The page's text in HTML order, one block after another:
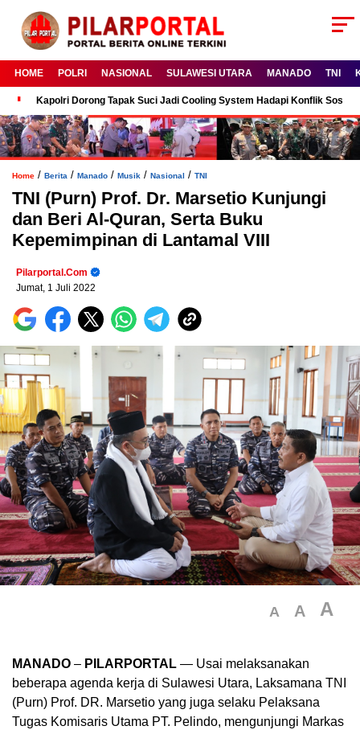
HOME POLRI NASIONAL SULAWESI UTARA MANADO TNI
Kapolri Dorong Tapak Suci Jadi Cooling System Hadapi Konflik Sosial
Home / Berita / Manado / Musik / Nasional / TNI
TNI (Purn) Prof. Dr. Marsetio Kunjungi
dan Beri Al-Quran, Serta Buku
Kepemimpinan di Lantamal VIII
Pilarportal.com
Jumat, 1 Juli 2022
A A A
MANADO – PILARPORTAL — Usai melaksanakan
beberapa agenda kerja di Sulawesi Utara, Laksamana TNI
(Purn) Prof. DR. Marsetio yang juga selaku Pelaksana
Tugas Komisaris Utama PT. Pelindo, mengunjungi Markas